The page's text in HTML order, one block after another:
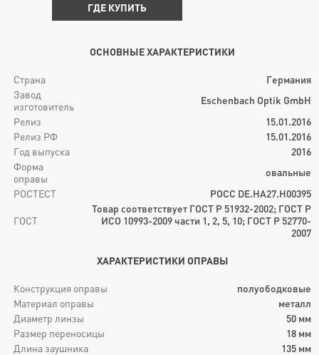
ГДЕ КУПИТЬ
ОСНОВНЫЕ ХАРАКТЕРИСТИКИ
Страна
Германия
Завод
изготовитель
Eschenbach Optik GmbH
Релиз
15.01.2016
Релиз РФ
15.01.2016
Год выпуска
2016
Форма
оправы
овальные
РОСТЕСТ
РОСС DE.HA27.H00395
ГОСТ
Товар соответствует ГОСТ Р 51932-2002; ГОСТ Р
ИСО 10993-2009 части 1, 2, 5, 10; ГОСТ Р 52770-
2007
ХАРАКТЕРИСТИКИ ОПРАВЫ
Конструкция оправы
полуободковые
Материал оправы
металл
Диаметр линзы
50 мм
Размер переносицы
18 мм
Длина заушника
135 мм